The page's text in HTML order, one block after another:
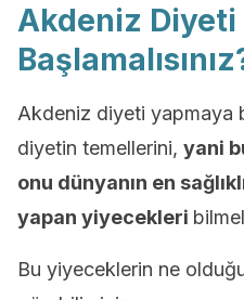
Akdeniz Diyeti
Akdeniz diyeti yapmaya
diyetin temellerini, yani
onu dünyanın en
yapan yiyecekleri
Bu yiyeceklerin ne